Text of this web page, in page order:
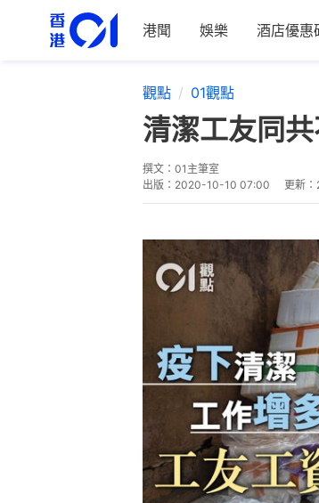
港聞 娛樂 酒店優惠
觀點 01觀點
清潔工友同
撰文： 01主筆室
出版： 2020-10-10 07:00 更新：